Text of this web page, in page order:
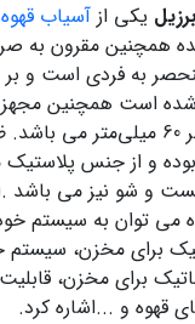
برزیل یکی از آسیاب قهوه
همچنین مقرون به
به فردی است و
است همچنین مجهز
فولاد ضد زنگ با قطر 60
و از جنس پلاستیک
و شو نیز می باشد
می توان به سیستم
برای مخزن،
برای مخزن،
قهوه و ...اشاره کرد.